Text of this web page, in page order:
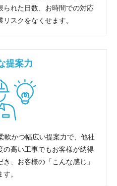
られた日数、お時間での対応
スクをなくせます。
提案力
軟かつ幅広い提案力で、他社
の高い工事でもお客様が納得
、お客様の「こんな感じ」
。